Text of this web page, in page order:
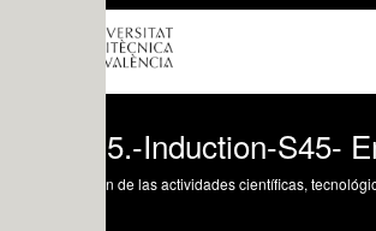
Induction-S45- Energy
de las actividades científicas, tecnológicas y artísticas